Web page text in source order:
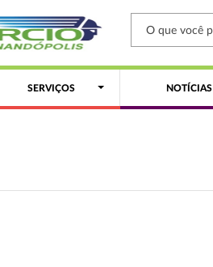
SERVIÇOS NOTÍCIAS